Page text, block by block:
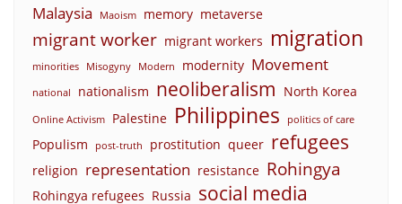
Malaysia Maoism memory metaverse
migrant worker migrant workers migration
minorities Misogyny Modern modernity Movement
national nationalism neoliberalism North Korea
Online Activism Palestine Philippines politics of care
Populism post-truth prostitution queer refugees
religion representation resistance Rohingya
Rohingya refugees Russia social media